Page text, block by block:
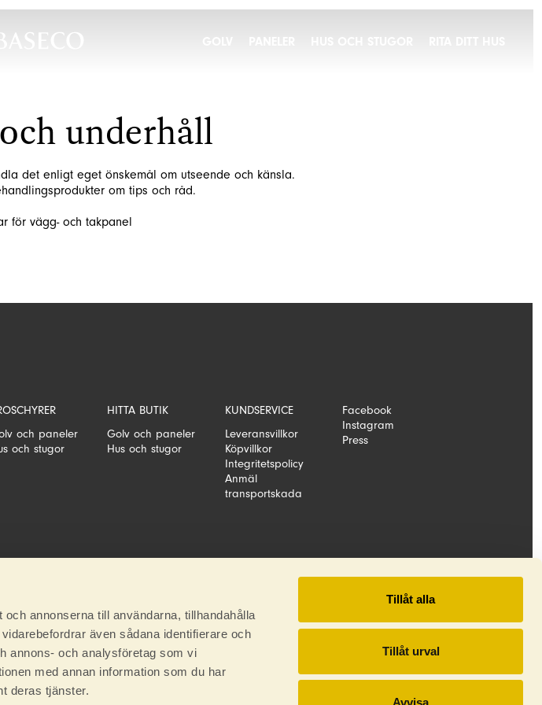
annonserna till användarna, tillhandahålla
även sådana identifierare och
annons- och analysföretag som vi
med annan information som du har
deras tjänster.
Tillåt alla
Tillåt urval
Avvisa
underhåll
det enligt eget önskemål om utseende och känsla.
om tips och råd.
för vägg- och takpanel
och paneler
och stugor
HITTA BUTIK
Golv och paneler
Hus och stugor
KUNDSERVICE
Leveransvillkor
Köpvillkor
Integritetspolicy
Anmäl
transportskada
Facebook
Instagram
Press